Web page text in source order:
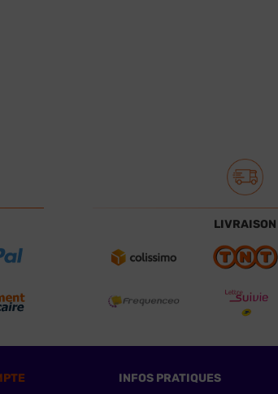
LIVRAISON
INFOS PRATIQUES